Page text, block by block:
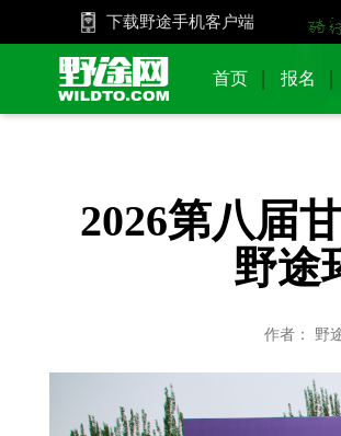
下载野途手机客户端
首页 报名
2026第八届
野途
作者： 野